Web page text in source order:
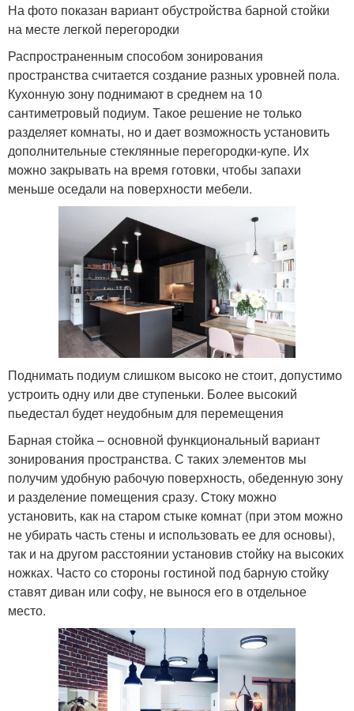
На фото показан вариант обустройства барной стойки
на месте легкой перегородки
Распространенным способом зонирования
пространства считается создание разных уровней пола.
Кухонную зону поднимают в среднем на 10
сантиметровый подиум. Такое решение не только
разделяет комнаты, но и дает возможность установить
дополнительные стеклянные перегородки-купе. Их
можно закрывать на время готовки, чтобы запахи
меньше оседали на поверхности мебели.
Поднимать подиум слишком высоко не стоит, допустимо
устроить одну или две ступеньки. Более высокий
пьедестал будет неудобным для перемещения
Барная стойка – основной функциональный вариант
зонирования пространства. С таких элементов мы
получим удобную рабочую поверхность, обеденную зону
и разделение помещения сразу. Стоку можно
установить, как на старом стыке комнат (при этом можно
не убирать часть стены и использовать ее для основы),
так и на другом расстоянии установив стойку на высоких
ножках. Часто со стороны гостиной под барную стойку
ставят диван или софу, не вынося его в отдельное
место.